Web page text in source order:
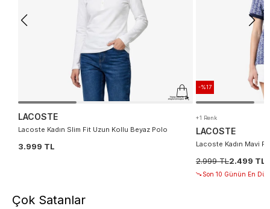
LACOSTE
Lacoste Kadın Slim Fit Uzun Kollu Beyaz Polo
3.999 TL
-%17
+1 Renk
LACOSTE
Lacoste Kadın Mavi
2.999 TL2.499 TL
Son 10 Günün En
Çok Satanlar